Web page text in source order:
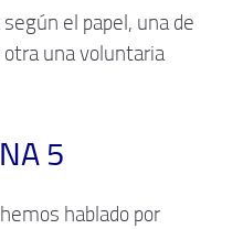
el papel, una de
otra una voluntaria
5
hablado por